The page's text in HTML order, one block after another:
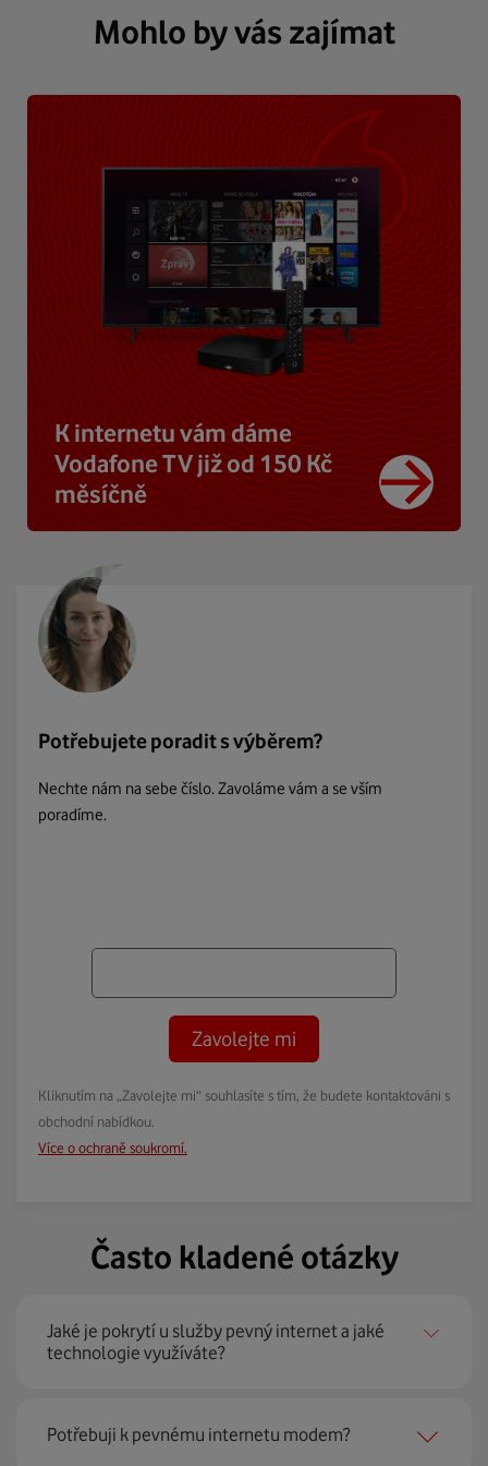
Mohlo by vás zajímat
K internetu vám dáme
Vodafone TV již od 150 Kč
měsíčně
Potřebujete poradit s výběrem?
Nechte nám na sebe číslo. Zavoláme vám a se vším
poradíme.
Zavolejte mi
Kliknutím na „Zavolejte mi“ souhlasíte s tím, že budete kontaktováni s
obchodní nabídkou.
Více o ochraně soukromí.
Často kladené otázky
Jaké je pokrytí u služby pevný internet a jaké
technologie využíváte?
Pevný internet můžeme nabídnout
domácností
Potřebuji k pevnému internetu modem?